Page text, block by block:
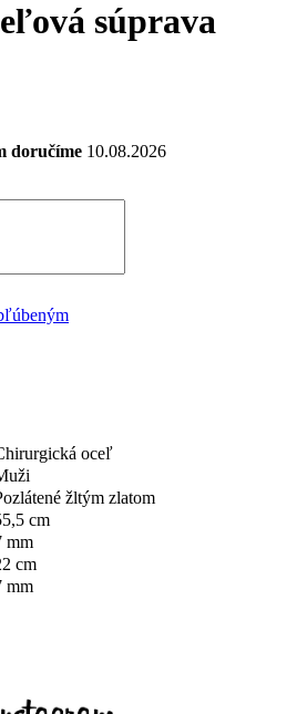
súprava
doručíme 10.08.2026
oceľ
žltým zlatom
cm
mm
cm
mm